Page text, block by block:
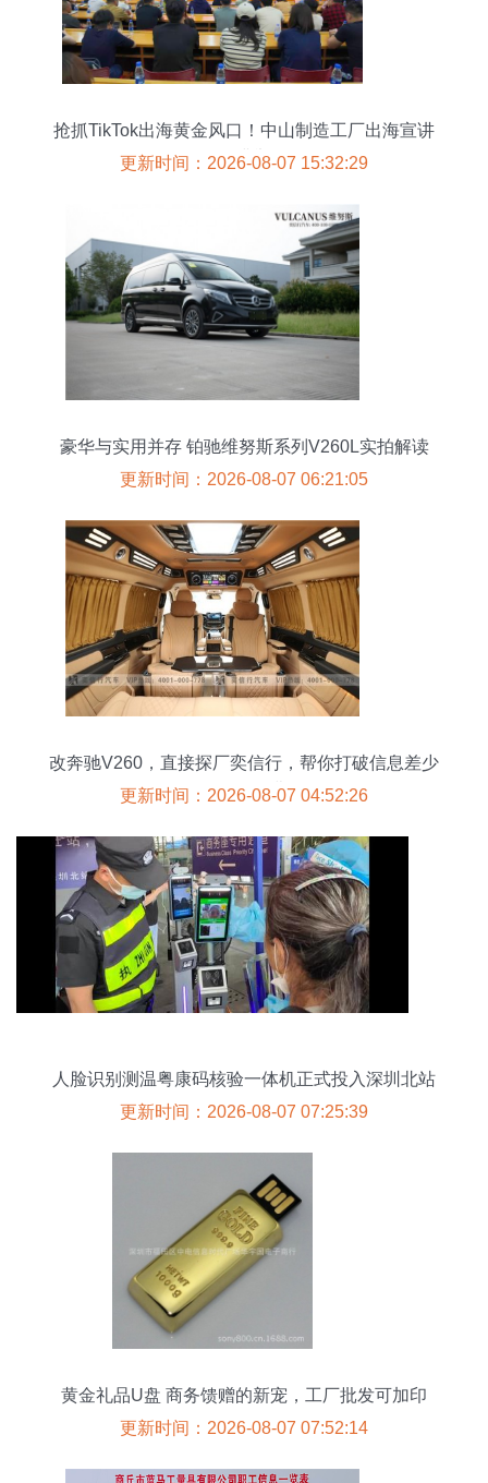
抢抓TikTok出海黄金风口！中山制造工厂出海宣讲
会圆满举行
更新时间：2026-08-07 15:32:29
豪华与实用并存 铂驰维努斯系列V260L实拍解读
更新时间：2026-08-07 06:21:05
改奔驰V260，直接探厂奕信行，帮你打破信息差少
缴一万教费
更新时间：2026-08-07 04:52:26
人脸识别测温粤康码核验一体机正式投入深圳北站
使用
更新时间：2026-08-07 07:25:39
黄金礼品U盘 商务馈赠的新宠，工厂批发可加印
LOGO
更新时间：2026-08-07 07:52:14